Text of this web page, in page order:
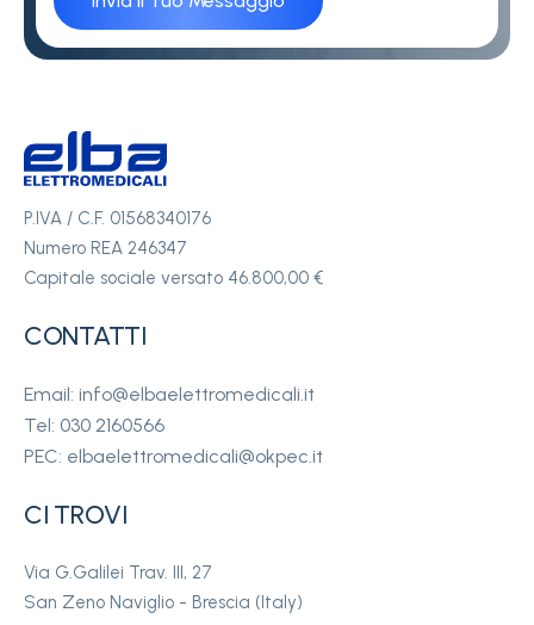
P.IVA / C.F. 01568340176
Numero REA 246347
Capitale sociale versato 46.800,00 €
CONTATTI
Email: info@elbaelettromedicali.it
Tel: 030 2160566
PEC: elbaelettromedicali@okpec.it
CI TROVI
Via G.Galilei Trav. III, 27
San Zeno Naviglio - Brescia (Italy)